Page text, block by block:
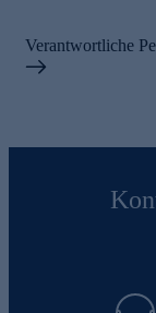
Verantwortliche